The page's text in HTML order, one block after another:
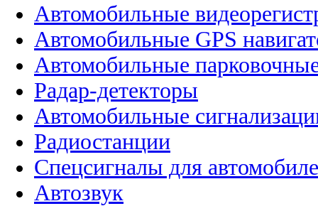
Автомобильные
Автомобильные GPS
Автомобильные
Радар-детекторы
Автомобильные
Радиостанции
Спецсигналы для
Автозвук